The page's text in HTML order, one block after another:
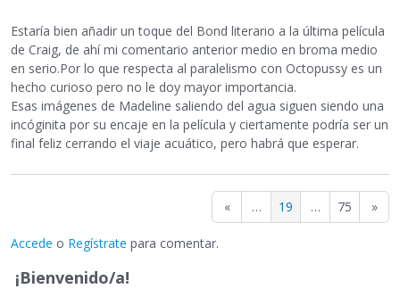
Estaría bien añadir un toque del Bond literario a la última película
de Craig, de ahí mi comentario anterior medio en broma medio
en serio.Por lo que respecta al paralelismo con Octopussy es un
hecho curioso pero no le doy mayor importancia.
Esas imágenes de Madeline saliendo del agua siguen siendo una
incóginita por su encaje en la película y ciertamente podría ser un
final feliz cerrando el viaje acuático, pero habrá que esperar.
« … 19 … 75 »
Accede o Regístrate para comentar.
¡Bienvenido/a!